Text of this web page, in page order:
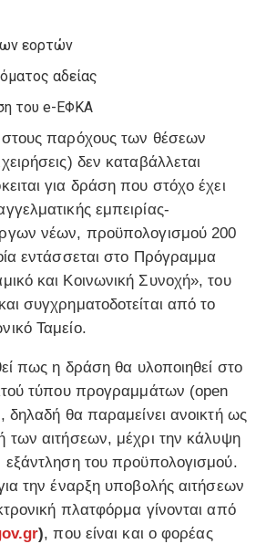
εορτών
αδείας
του e-ΕΦΚΑ
παρόχους των θέσεων
δεν καταβάλλεται
για δράση που στόχο έχει
εμπειρίας-
νέων, προϋπολογισμού 200
εντάσσεται στο Πρόγραμμα
και Κοινωνική Συνοχή», του
συγχρηματοδοτείται από το
Ταμείο.
πως η δράση θα υλοποιηθεί στο
τύπου προγραμμάτων (open
θα παραμείνει ανοικτή ως
των αιτήσεων, μέχρι την κάλυψη
του προϋπολογισμού.
την έναρξη υποβολής αιτήσεων
πλατφόρμα γίνονται από
), που είναι και ο φορέας